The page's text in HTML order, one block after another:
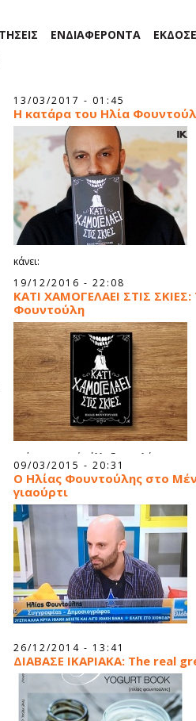
ΕΝΔΙΑΦΕΡΟΝΤΑ
13/03/2017 - 01:45
Η κατάρα του Ηλία
κάνει:
19/12/2016 - 22:08
ΚΑΤΙ ΧΑΜΟΓΕΛΑΕΙ ΣΤΙΣ
Φουντούλη
τρόπος γραφής άλλαξε εντελώς.
09/03/2015 - 20:31
Ο Ηλίας Φουντούλης στο
γιαούρτι
26/12/2014 - 13:41
ΔΙΑΒΑΣΕ ΙΚΑΡΙΑΚΑ: Τhe real